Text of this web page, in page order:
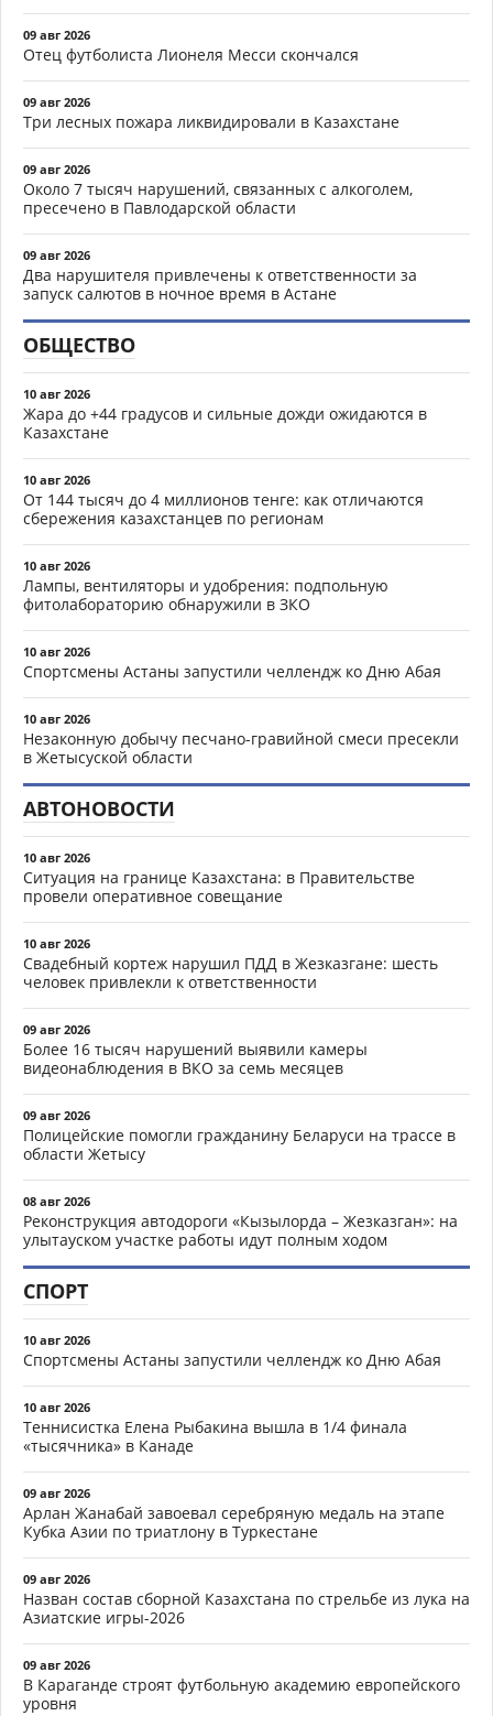
09 авг 2026
Отец футболиста Лионеля Месси скончался
09 авг 2026
Три лесных пожара ликвидировали в Казахстане
09 авг 2026
Около 7 тысяч нарушений, связанных с алкоголем,
пресечено в Павлодарской области
09 авг 2026
Два нарушителя привлечены к ответственности за
запуск салютов в ночное время в Астане
ОБЩЕСТВО
10 авг 2026
Жара до +44 градусов и сильные дожди ожидаются в
Казахстане
10 авг 2026
От 144 тысяч до 4 миллионов тенге: как отличаются
сбережения казахстанцев по регионам
10 авг 2026
Лампы, вентиляторы и удобрения: подпольную
фитолабораторию обнаружили в ЗКО
10 авг 2026
Спортсмены Астаны запустили челлендж ко Дню Абая
10 авг 2026
Незаконную добычу песчано-гравийной смеси пресекли
в Жетысуской области
АВТОНОВОСТИ
10 авг 2026
Ситуация на границе Казахстана: в Правительстве
провели оперативное совещание
10 авг 2026
Свадебный кортеж нарушил ПДД в Жезказгане: шесть
человек привлекли к ответственности
09 авг 2026
Более 16 тысяч нарушений выявили камеры
видеонаблюдения в ВКО за семь месяцев
09 авг 2026
Полицейские помогли гражданину Беларуси на трассе в
области Жетысу
08 авг 2026
Реконструкция автодороги «Кызылорда – Жезказган»: на
улытауском участке работы идут полным ходом
СПОРТ
10 авг 2026
Спортсмены Астаны запустили челлендж ко Дню Абая
10 авг 2026
Теннисистка Елена Рыбакина вышла в 1/4 финала
«тысячника» в Канаде
09 авг 2026
Арлан Жанабай завоевал серебряную медаль на этапе
Кубка Азии по триатлону в Туркестане
09 авг 2026
Назван состав сборной Казахстана по стрельбе из лука на
Азиатские игры-2026
09 авг 2026
В Караганде строят футбольную академию европейского
уровня